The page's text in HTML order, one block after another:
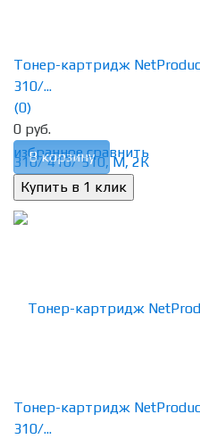
избранное сравнить
Тонер-картридж
310/...
(0)
0 руб.
В корзину
Тонер-картридж
310/...